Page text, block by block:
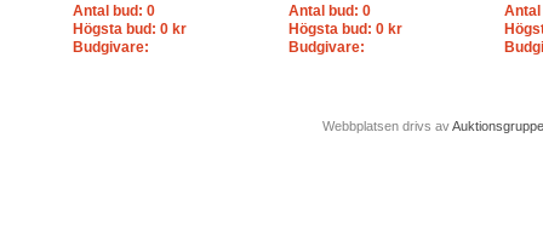
Antal bud: 0
Högsta bud: 0 kr
Budgivare:
Antal bud: 0
Högsta bud: 0 kr
Budgivare:
Antal
Webbplatsen drivs av